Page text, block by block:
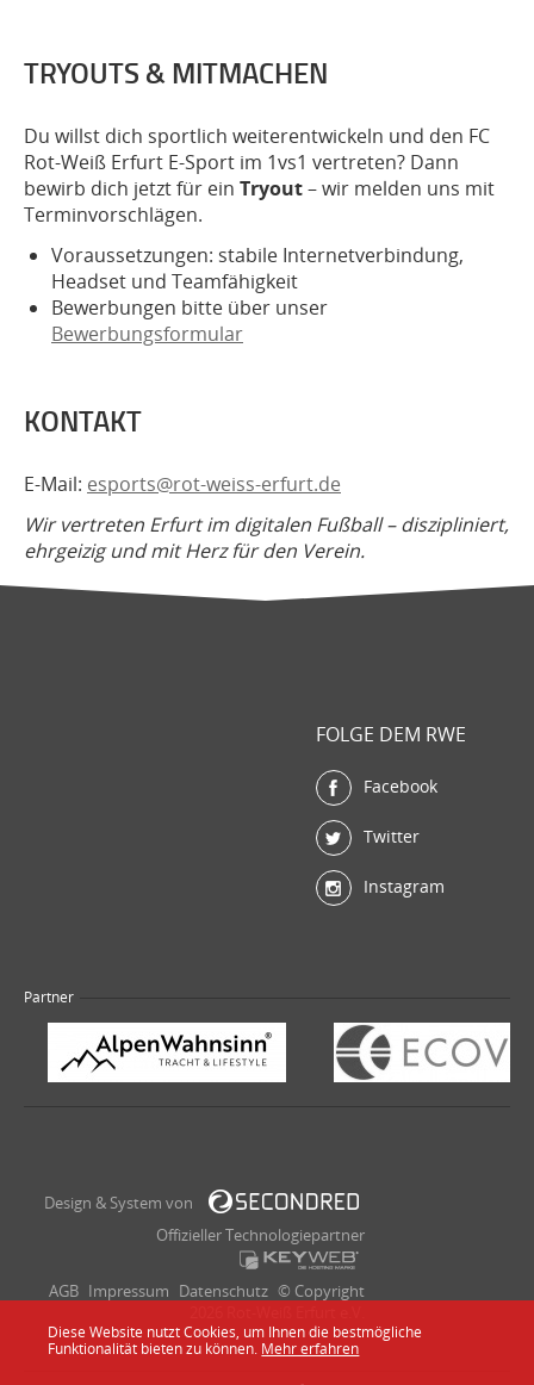
TRYOUTS & MITMACHEN
Du willst dich sportlich weiterentwickeln und den FC
Rot-Weiß Erfurt E-Sport im 1vs1 vertreten? Dann
bewirb dich jetzt für ein Tryout– wir melden uns mit
Terminvorschlägen.
Voraussetzungen: stabile Internetverbindung,
Headset und Teamfähigkeit
Bewerbungen bitte über unser
Bewerbungsformular
KONTAKT
E-Mail: esports@rot-weiss-erfurt.de
Wir vertreten Erfurt im digitalen Fußball – diszipliniert,
ehrgeizig und mit Herz für den Verein.
FOLGE DEM RWE
Facebook
Twitter
Instagram
Partner
Design & System von
Offizieller Technologiepartner
AGB Impressum Datenschutz © Copyright
Diese Website nutzt Cookies, um Ihnen die bestmögliche
Funktionalität bieten zu können. Mehr erfahren